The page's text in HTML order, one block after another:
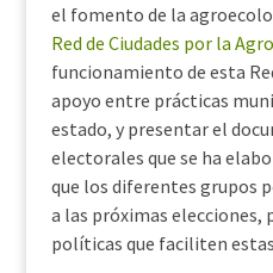
el fomento de la
Red de Ciudades por la
funcionamiento de esta
apoyo entre prácticas
estado, y presentar el
electorales que se ha
que los diferentes grupos
a las próximas elecciones,
políticas que faciliten